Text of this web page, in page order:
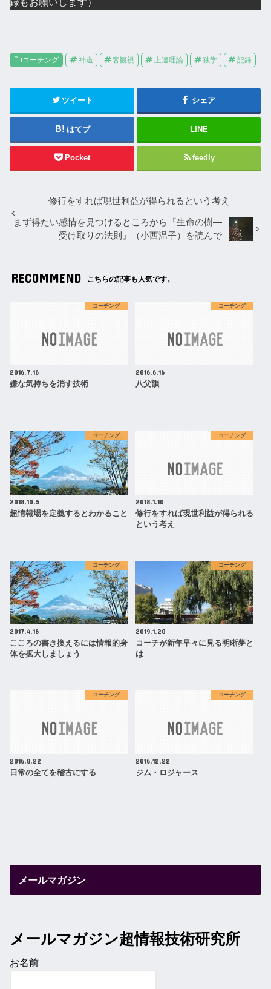
コーチング 神道 客観視 上達理論 独学 記録
ツイート シェア
はてブ LINE
Pocket feedly
修行をすれば現世利益が得られるという考え
まず得たい感情を見つけるところから『生命の樹―
―受け取りの法則』（小西温子）を読んで
RECOMMEND こちらの記事も人気です。
コーチング
2016.7.16
嫌な気持ちを消す技術
コーチング
2016.6.16
八父韻
コーチング
2018.10.5
超情報場を定義するとわかること
コーチング
2018.1.10
修行をすれば現世利益が得られる
という考え
コーチング
2017.4.16
こころの書き換えるには情報的身
体を拡大しましょう
コーチング
2019.1.20
コーチが新年早々に見る明晰夢と
は
コーチング
2016.8.22
日常の全てを稽古にする
コーチング
2016.12.22
ジム・ロジャース
メールマガジン
メールマガジン超情報技術研究所
お名前